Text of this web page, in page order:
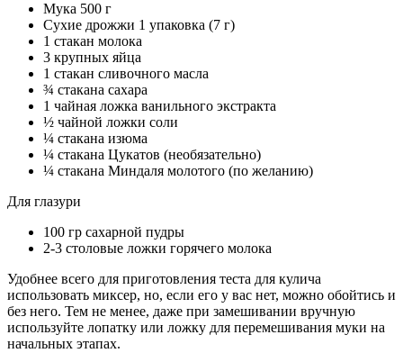
Мука 500 г
Сухие дрожжи 1 упаковка (7 г)
1 стакан молока
3 крупных яйца
1 стакан сливочного масла
¾ стакана сахара
1 чайная ложка ванильного экстракта
½ чайной ложки соли
¼ стакана изюма
¼ стакана Цукатов (необязательно)
¼ стакана Миндаля молотого (по желанию)
Для глазури
100 гр сахарной пудры
2-3 столовые ложки горячего молока
Удобнее всего для приготовления теста для кулича
использовать миксер, но, если его у вас нет, можно обойтись и
без него. Тем не менее, даже при замешивании вручную
используйте лопатку или ложку для перемешивания муки на
начальных этапах.